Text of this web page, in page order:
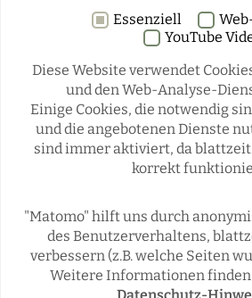
Rubriken
REPORTAGEN
ÜBRIGENS
Essenziell
YouTube
Diese Website verwendet
und den Web-Analyse-
Einige Cookies, die notwendig
und die angebotenen Dienste
sind immer aktiviert, da
korrekt
"Matomo" hilft uns durch
des Benutzerverhaltens,
verbessern (z.B. welche Seiten
Weitere Informationen finden